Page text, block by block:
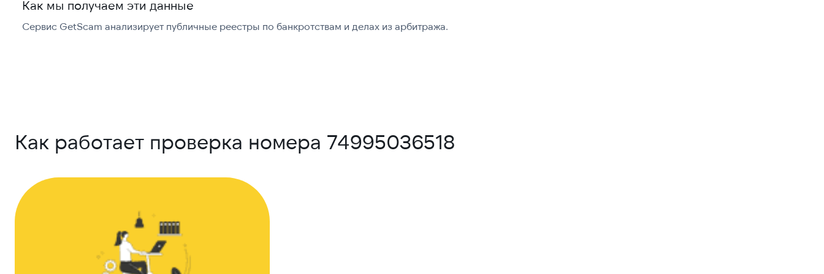
Как мы получаем эти данные
Сервис GetScam анализирует публичные реестры по банкротствам и делах из арбитража.
Как работает проверка номера 74995036518